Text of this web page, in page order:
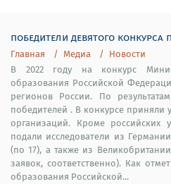
победители девятого конкурса
Главная Медиа
Новости
В 2022 году на конкурс
образования Российской
регионов России. По
победителей . В конкурсе приняли
организаций. Кроме российских
подали исследователи из
(по 17), а также из
заявок, соответственно). Как
образования Российской...